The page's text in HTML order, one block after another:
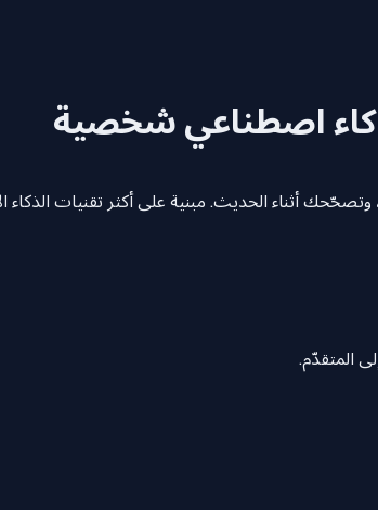
اصطناعي شخصية
وتصحّحك أثناء الحديث. مبنية على أكثر تقنيات
المتقدّم.